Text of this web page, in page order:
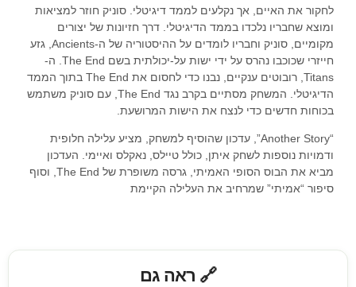
לחקור את האיים, אך נקלעים לממד דיגיטלי. סוניק חוזר למציאות
ומוצא שחבריו נלכדו בממד הדיגיטלי. דרך חזיונות של יצורים
מקומיים, סוניק וחבריו לומדים על ההיסטוריה של ה-Ancients, גזע
חייזרי שכוכבו נהרס על ידי ישות על-יכולתית בשם The End. ה-
Titans, רובוטים ענקיים, נבנו כדי לחסום את The End בתוך הממד
הדיגיטלי. המשחק מסתיים בקרב נגד The End, עם סוניק משתמש
בכוחות חדשים כדי לנצח את הישות המרושעת.
“Another Story”, עדכון שהוסיף למשחק, מציע עלילה חלופית
ודמויות נוספות לשחק איתן, כולל טיילס, נאקלס ואיימי. העדכון
מביא את הבוס הסופי האמיתי, גרסה משופרת של The End, וסוף
סיפור “אמיתי” שמרחיב את העלילה הקיימת
🔗 ראה גם